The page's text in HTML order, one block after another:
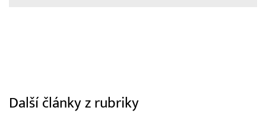
Další články z rubriky